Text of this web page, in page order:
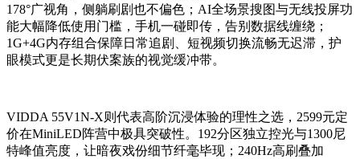
178°广视角，侧躺刷剧也不偏色；AI全场景搜图与无线投屏功
能大幅降低使用门槛，手机一碰即传，告别数据线缠绕；
1G+4G内存组合保障日常追剧、短视频切换流畅无迟滞，护
眼模式更是长期伏案族的视觉缓冲带。
VIDDA 55V1N-X则代表高阶沉浸体验的理性之选，2599元定
价在MiniLED阵营中极具突破性。192分区独立控光与1300尼
特峰值亮度，让暗夜戏份细节纤毫毕现；240Hz高刷叠加